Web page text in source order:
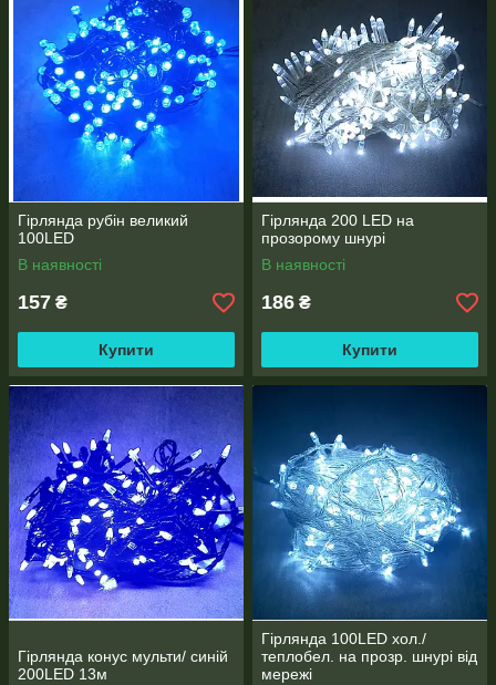
Гірлянда рубін великий
100LED
В наявності
157 ₴
Купити
Гірлянда 200 LED на
прозорому шнурі
В наявності
186 ₴
Купити
Гірлянда конус мульти/ синій
200LED 13м
Гірлянда 100LED хол./
теплобел. на прозр. шнурі від
мережі